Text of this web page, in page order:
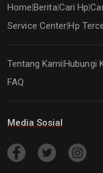
Home BeritaCari Hp |
Service CenterHp
Tentang Kami Hubungi
FAQ
Media Sosial